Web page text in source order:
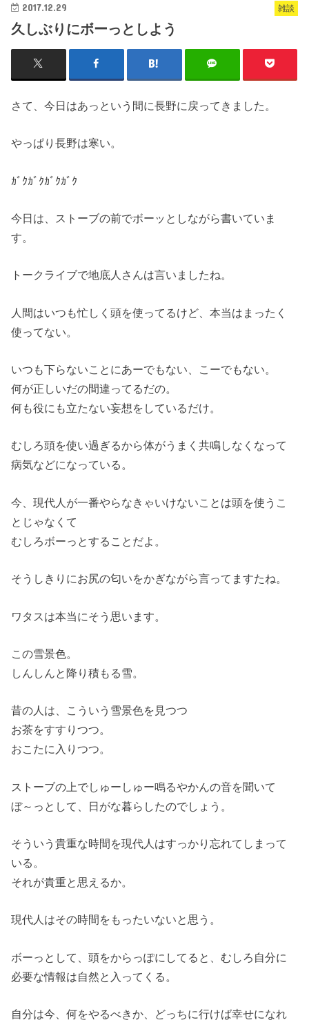
雑談
2017.12.29
久しぶりにボーっとしよう
さて、今日はあっという間に長野に戻ってきました。
やっぱり長野は寒い。
ｶﾞｸｶﾞｸｶﾞｸｶﾞｸ
今日は、ストーブの前でボーッとしながら書いていま
す。
トークライブで地底人さんは言いましたね。
人間はいつも忙しく頭を使ってるけど、本当はまったく
使ってない。
いつも下らないことにあーでもない、こーでもない。
何が正しいだの間違ってるだの。
何も役にも立たない妄想をしているだけ。
むしろ頭を使い過ぎるから体がうまく共鳴しなくなって
病気などになっている。
今、現代人が一番やらなきゃいけないことは頭を使うこ
とじゃなくて
むしろボーっとすることだよ。
そうしきりにお尻の匂いをかぎながら言ってますたね。
ワタスは本当にそう思います。
この雪景色。
しんしんと降り積もる雪。
昔の人は、こういう雪景色を見つつ
お茶をすすりつつ。
おこたに入りつつ。
ストーブの上でしゅーしゅー鳴るやかんの音を聞いて
ぼ～っとして、日がな暮らしたのでしょう。
そういう貴重な時間を現代人はすっかり忘れてしまって
いる。
それが貴重と思えるか。
現代人はその時間をもったいないと思う。
ボーっとして、頭をからっぽにしてると、むしろ自分に
必要な情報は自然と入ってくる。
自分は今、何をやるべきか、どっちに行けば幸せになれ